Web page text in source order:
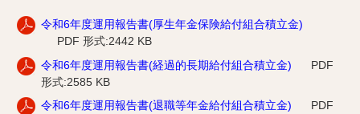
令和6年度運用報告書(厚生年金保険給付組合積立金)
PDF 形式:2442 KB
令和6年度運用報告書(経過的長期給付組合積立金)
PDF
形式:2585 KB
令和6年度運用報告書(退職等年金給付組合積立金)
PDF